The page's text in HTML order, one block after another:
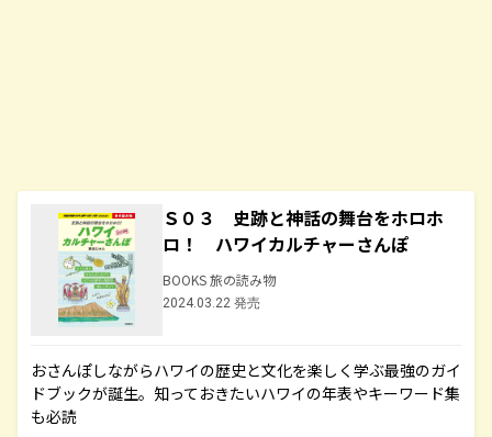
Ｓ０３ 史跡と神話の舞台をホロホ
ロ！ ハワイカルチャーさんぽ
BOOKS 旅の読み物
2024.03.22 発売
おさんぽしながらハワイの歴史と文化を楽しく学ぶ最強のガイ
ドブックが誕生。知っておきたいハワイの年表やキーワード集
も必読